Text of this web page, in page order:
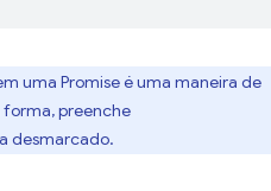
uma Promise é uma maneira de
preenche
desmarcado.